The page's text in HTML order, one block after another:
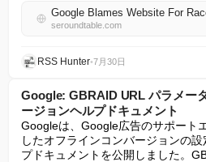
seroundtable.com
RSS Hunter•7月30日
Google: GBRAID URL パラメー
ージョンヘルプドキュメント
Googleは、Google広告のサポート
したオフラインコンバージョンの
プドキュメントを公開しました。